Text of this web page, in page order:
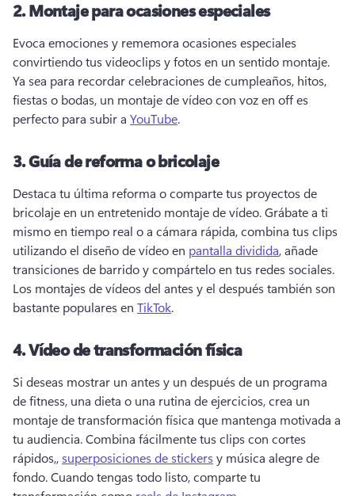
2.Montaje para ocasiones especiales
Evoca emociones y rememora ocasiones especiales
Ya sea para recordar celebraciones de cumpleaños, hitos,
fiestas o bodas, un montaje de vídeo con voz en off es
perfecto para subir a YouTube.
3.Guía de reforma o bricolaje
Destaca tu última reforma o comparte tus proyectos de
bricolaje en un entretenido montaje de vídeo. Grábate a ti
mismo en tiempo real o a cámara rápida, combina tus clips
utilizando el diseño de vídeo en pantalla dividida, añade
Los montajes de vídeos del antes y el después también son
bastante populares en TikTok.
4.Vídeo de transformación física
Si deseas mostrar un antes y un después de un programa
de fitness, una dieta o una rutina de ejercicios, crea un
montaje de transformación física que mantenga motivada a
tu audiencia. Combina fácilmente tus clips con cortes
rápidos,, superposiciones de stickers y música alegre de
fondo. Cuando tengas todo listo, comparte tu